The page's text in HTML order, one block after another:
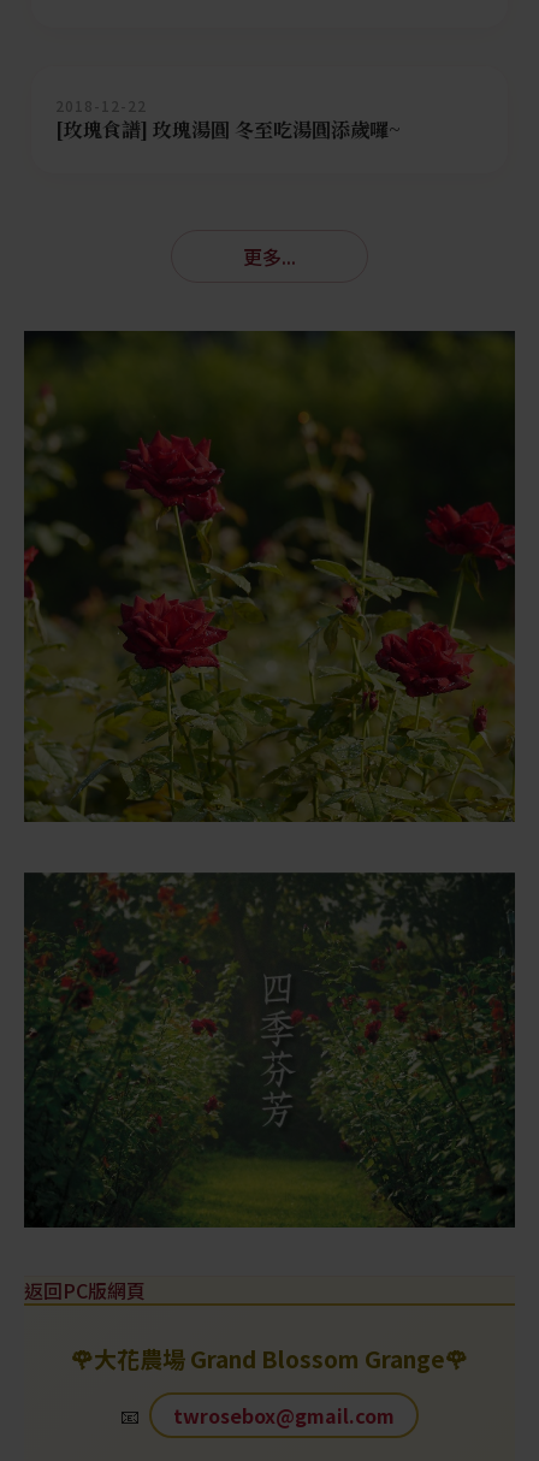
2018-12-22
[玫瑰食譜] 玫瑰湯圓 冬至吃湯圓添歲囉~
更多...
返回PC版網頁
🌹大花農場 Grand Blossom Grange🌹
📧 twrosebox@gmail.com